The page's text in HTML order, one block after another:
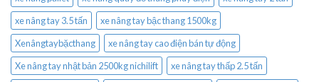
xe nâng tay 3.5 tấn
xe nâng tay bậc thang 1500kg
Xenângtaybặcthang
xe nâng tay cao điện bán tự động
Xe nâng tay nhật bản 2500kg nichilift
xe nâng tay thấp 2.5 tấn